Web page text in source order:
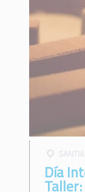
Día